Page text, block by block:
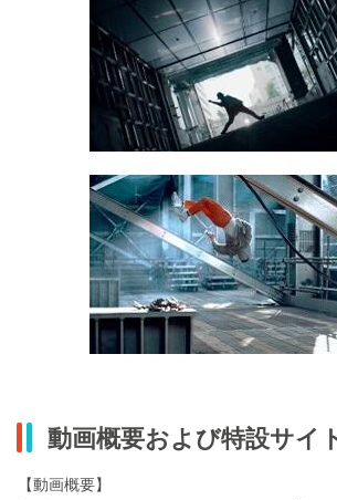
動画概要および特設サイ
【動画概要】